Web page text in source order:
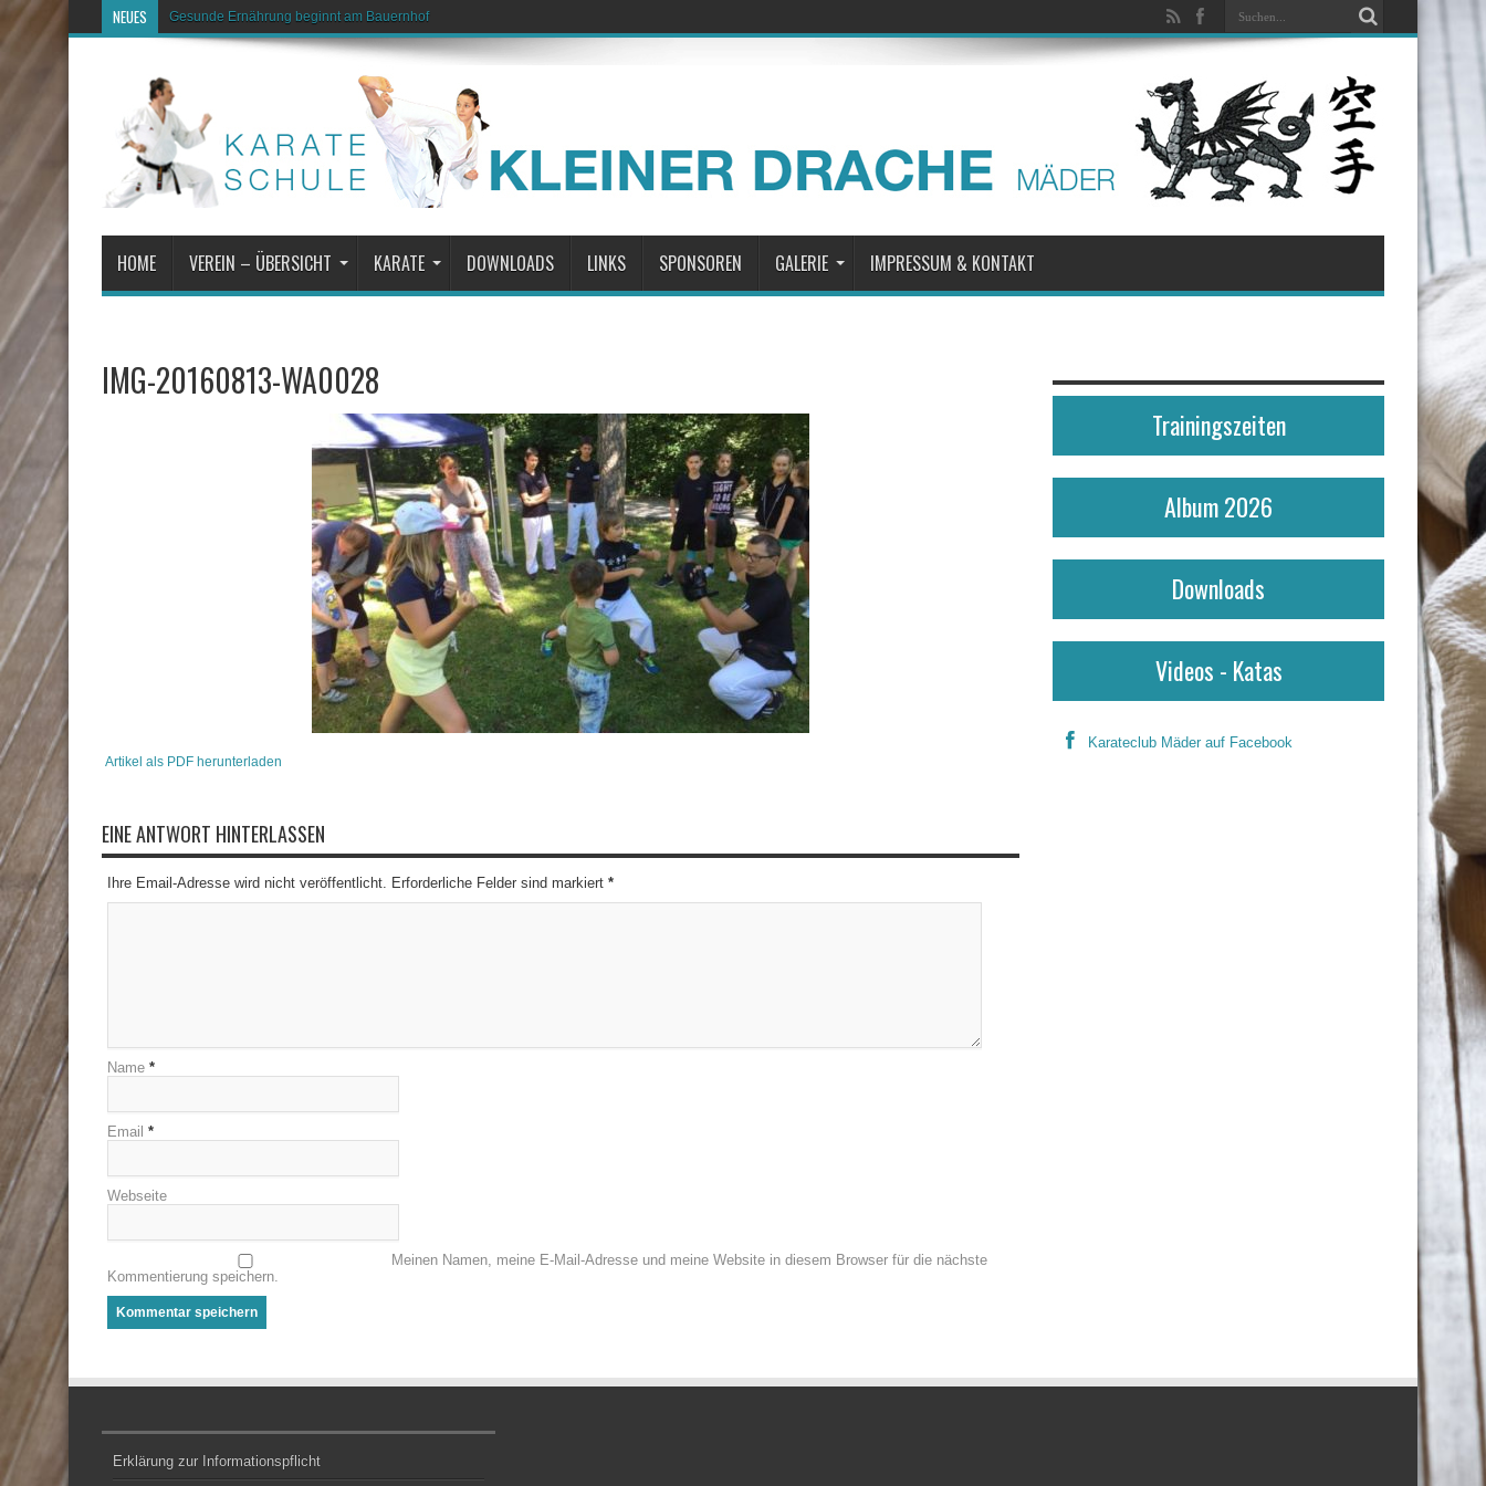
NEUES Gesunde Ernährung beginnt am Bauernhof
HOME VEREIN – ÜBERSICHT KARATE DOWNLOADS LINKS SPONSOREN GALERIE IMPRESSUM & KONTAKT
IMG-20160813-WA0028
Artikel als PDF herunterladen
EINE ANTWORT HINTERLASSEN
Ihre Email-Adresse wird nicht veröffentlicht. Erforderliche Felder sind markiert *
Name *
Email *
Webseite
Meinen Namen, meine E-Mail-Adresse und meine Website in diesem Browser für die nächste
Kommentierung speichern.
Trainingszeiten
Album 2026
Downloads
Videos - Katas
Karateclub Mäder auf Facebook
Erklärung zur Informationspflicht